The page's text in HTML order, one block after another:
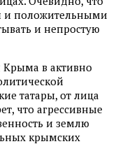
и положительными
и непростую
Крыма в активно
татары, от лица
что агрессивные
и землю
крымских